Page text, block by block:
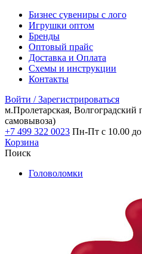
Бизнес сувениры с лого
Игрушки оптом
Бренды
Оптовый прайс
Доставка и Оплата
Схемы и инструкции
Контакты
Войти / Зарегистрироваться
м.Пролетарская, Волгоградский
самовывоза)
+7 499 322 0023 Пн-Пт с 10.00
Корзина
Поиск
Головоломки